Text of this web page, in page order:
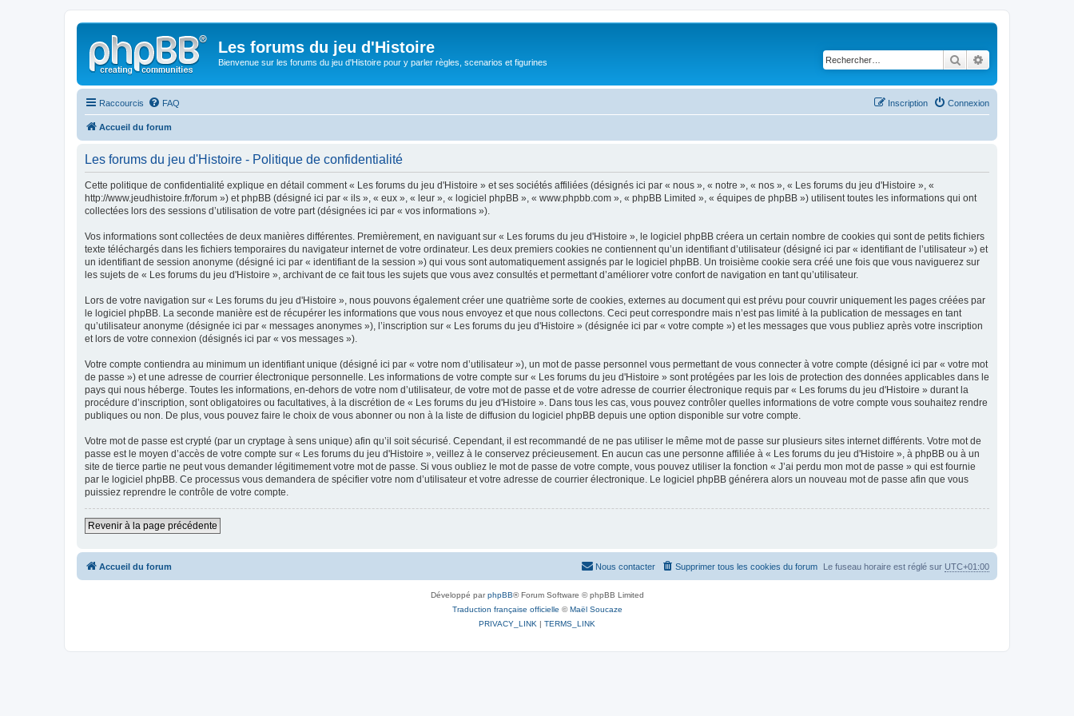
Les forums du jeu d'Histoire
Bienvenue sur les forums du jeu d'Histoire pour y parler règles, scenarios et figurines Rechercher
Raccourcis FAQ Connexion
Inscription
Accueil du forum
Les forums du jeu d'Histoire - Politique de confidentialité
Cette politique de confidentialité explique en détail comment « Les forums du jeu d'Histoire » et ses sociétés affiliées (désignés ici par « nous », « notre », « nos », « Les forums du jeu d'Histoire », «
http://www.jeudhistoire.fr/forum ») et phpBB (désigné ici par « ils », « eux », « leur », « logiciel phpBB », « www.phpbb.com », « phpBB Limited », « équipes de phpBB ») utilisent toutes les informations qui ont
collectées lors des sessions d’utilisation de votre part (désignées ici par « vos informations »).
Vos informations sont collectées de deux manières différentes. Premièrement, en naviguant sur « Les forums du jeu d'Histoire », le logiciel phpBB créera un certain nombre de cookies qui sont de petits fichiers
texte téléchargés dans les fichiers temporaires du navigateur internet de votre ordinateur. Les deux premiers cookies ne contiennent qu’un identifiant d’utilisateur (désigné ici par « identifiant de l’utilisateur ») et
un identifiant de session anonyme (désigné ici par « identifiant de la session ») qui vous sont automatiquement assignés par le logiciel phpBB. Un troisième cookie sera créé une fois que vous naviguerez sur
les sujets de « Les forums du jeu d'Histoire », archivant de ce fait tous les sujets que vous avez consultés et permettant d’améliorer votre confort de navigation en tant qu’utilisateur.
Lors de votre navigation sur « Les forums du jeu d'Histoire », nous pouvons également créer une quatrième sorte de cookies, externes au document qui est prévu pour couvrir uniquement les pages créées par
le logiciel phpBB. La seconde manière est de récupérer les informations que vous nous envoyez et que nous collectons. Ceci peut correspondre mais n’est pas limité à la publication de messages en tant
qu’utilisateur anonyme (désignée ici par « messages anonymes »), l’inscription sur « Les forums du jeu d'Histoire » (désignée ici par « votre compte ») et les messages que vous publiez après votre inscription
et lors de votre connexion (désignés ici par « vos messages »).
Votre compte contiendra au minimum un identifiant unique (désigné ici par « votre nom d’utilisateur »), un mot de passe personnel vous permettant de vous connecter à votre compte (désigné ici par « votre mot
de passe ») et une adresse de courrier électronique personnelle. Les informations de votre compte sur « Les forums du jeu d'Histoire » sont protégées par les lois de protection des données applicables dans le
pays qui nous héberge. Toutes les informations, en-dehors de votre nom d’utilisateur, de votre mot de passe et de votre adresse de courrier électronique requis par « Les forums du jeu d'Histoire » durant la
procédure d’inscription, sont obligatoires ou facultatives, à la discrétion de « Les forums du jeu d'Histoire ». Dans tous les cas, vous pouvez contrôler quelles informations de votre compte vous souhaitez rendre
publiques ou non. De plus, vous pouvez faire le choix de vous abonner ou non à la liste de diffusion du logiciel phpBB depuis une option disponible sur votre compte.
Votre mot de passe est crypté (par un cryptage à sens unique) afin qu’il soit sécurisé. Cependant, il est recommandé de ne pas utiliser le même mot de passe sur plusieurs sites internet différents. Votre mot de
passe est le moyen d’accès de votre compte sur « Les forums du jeu d'Histoire », veillez à le conservez précieusement. En aucun cas une personne affiliée à « Les forums du jeu d'Histoire », à phpBB ou à un
site de tierce partie ne peut vous demander légitimement votre mot de passe. Si vous oubliez le mot de passe de votre compte, vous pouvez utiliser la fonction « J’ai perdu mon mot de passe » qui est fournie
par le logiciel phpBB. Ce processus vous demandera de spécifier votre nom d’utilisateur et votre adresse de courrier électronique. Le logiciel phpBB générera alors un nouveau mot de passe afin que vous
puissiez reprendre le contrôle de votre compte.
Revenir à la page précédente
Accueil du forum Le fuseau horaire est réglé sur UTC+01:00
Supprimer tous les cookies du forum
Nous contacter
Développé parphpBB® Forum Software © phpBB Limited
Traduction française officielle ©Maël Soucaze
PRIVACY_LINK | TERMS_LINK